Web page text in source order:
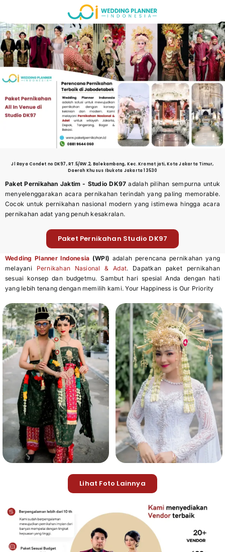
to
content
Jl Raya Condet no DK97, RT.5/RW.2, Balekambang, Kec. Kramat jati, Kota Jakarta Timur,
Daerah Khusus Ibukota Jakarta 13530
Paket Pernikahan Jaktim - Studio DK97 adalah pilihan sempurna untuk
menyelenggarakan acara pernikahan terindah yang paling memorable.
Cocok untuk pernikahan nasional modern yang istimewa hingga acara
pernikahan adat yang penuh kesakralan.
Paket Pernikahan Studio DK97
Wedding Planner Indonesia (WPI) adalah perencana pernikahan yang
melayani Pernikahan Nasional & Adat. Dapatkan paket pernikahan
sesuai konsep dan budgetmu. Sambut hari spesial Anda dengan hati
yang lebih tenang dengan memilih kami. Your Happiness is Our Priority
Lihat Foto Lainnya